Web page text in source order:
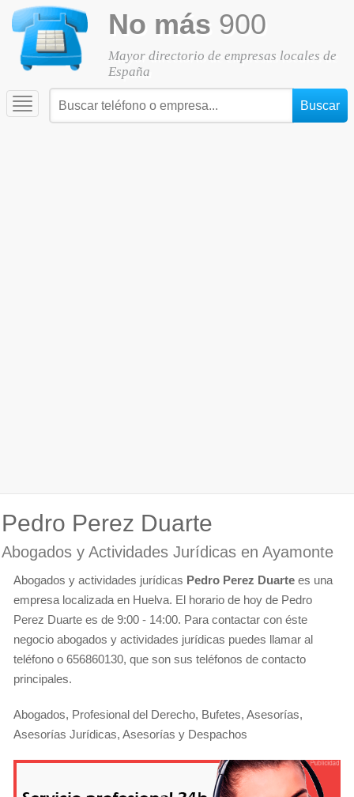
No más 900
Mayor directorio de empresas locales de
España
Toggle
navigation
Pedro Perez Duarte
Abogados y Actividades Jurídicas en Ayamonte
Abogados y actividades jurídicas Pedro Perez Duarte es una
empresa localizada en Huelva. El horario de hoy de Pedro
Perez Duarte es de 9:00 - 14:00. Para contactar con éste
negocio abogados y actividades jurídicas puedes llamar al
teléfono o 656860130, que son sus teléfonos de contacto
principales.
Abogados, Profesional del Derecho, Bufetes, Asesorías,
Asesorías Jurídicas, Asesorías y Despachos